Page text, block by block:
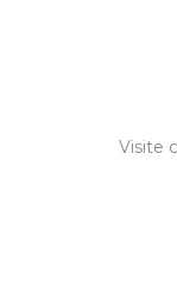
Visite